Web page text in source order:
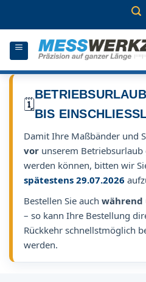
🗓️
BIS
Damit Ihre Maßbänder und
vor unserem
werden können, bitten wir
spätestens 29.07.2026
Bestellen Sie auch während
– so kann Ihre Bestellung
Rückkehr schnellstmöglich
werden.